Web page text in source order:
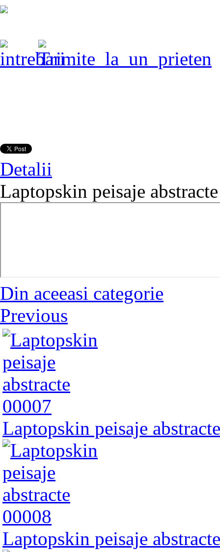
Detalii
Laptopskin peisaje
Din aceeasi categorie
Previous
Laptopskin peisaje
Laptopskin peisaje